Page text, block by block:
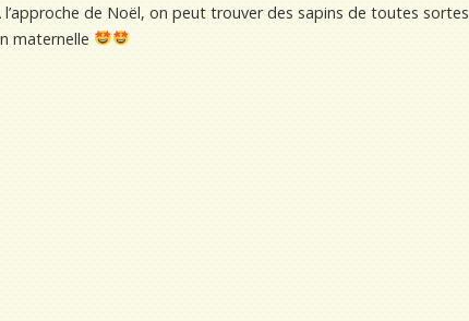
l’approche de Noël, on peut trouver des sapins de toutes sortes
maternelle